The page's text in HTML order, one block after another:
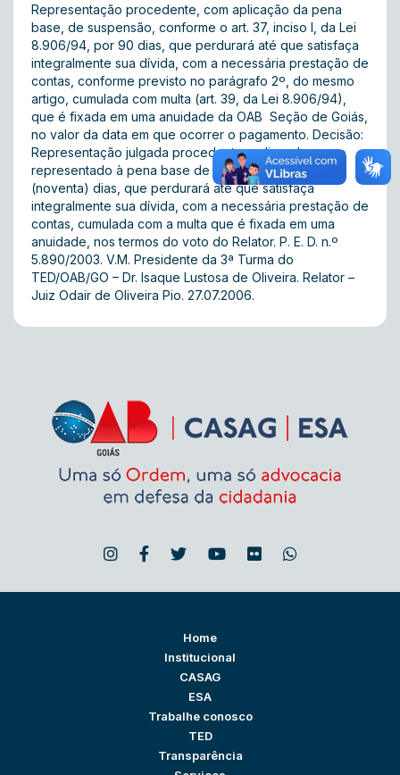
Representação procedente, com aplicação da pena
base, de suspensão, conforme o art. 37, inciso I, da Lei
8.906/94, por 90 dias, que perdurará até que satisfaça
integralmente sua dívida, com a necessária prestação de
contas, conforme previsto no parágrafo 2º, do mesmo
artigo, cumulada com multa (art. 39, da Lei 8.906/94),
que é fixada em uma anuidade da OAB  Seção de Goiás,
no valor da data em que ocorrer o pagamento. Decisão:
Representação julgada procedente, aplicando-se ao
representado à pena base de suspensão, por 90
(noventa) dias, que perdurará até que satisfaça
integralmente sua dívida, com a necessária prestação de
contas, cumulada com a multa que é fixada em uma
anuidade, nos termos do voto do Relator. P. E. D. n.º
5.890/2003. V.M. Presidente da 3ª Turma do
TED/OAB/GO – Dr. Isaque Lustosa de Oliveira. Relator –
Juiz Odair de Oliveira Pio. 27.07.2006.
Home
Institucional
CASAG
ESA
Trabalhe conosco
TED
Transparência